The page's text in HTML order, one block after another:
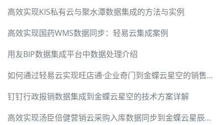
高效实现KIS私有云与聚水潭数据集成的方法与实例
高效实现国药WMS数据同步：轻易云集成案例
用友BIP数据集成平台中数据处理介绍
如何通过轻易云实现旺店通·企业奇门到金蝶云星空的销售出库单同步
钉钉行政报销数据集成到金蝶云星空的技术方案详解
高效实现汤臣倍健营销云采购入库数据同步到金蝶云星辰V2